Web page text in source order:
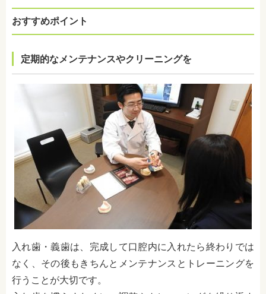
おすすめポイント
定期的なメンテナンスやクリーニングを
入れ歯・義歯は、完成して口腔内に入れたら終わりでは
なく、その後もきちんとメンテナンスとトレーニングを
行うことが大切です。